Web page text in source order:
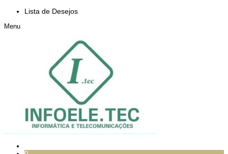
Lista de Desejos
Menu